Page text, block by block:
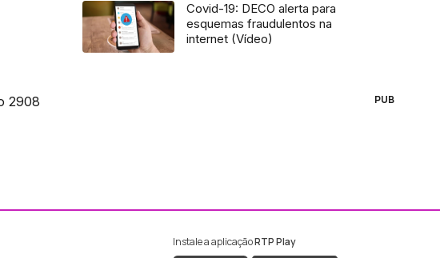
2908
Covid-19: DECO alerta para
esquemas fraudulentos na
internet (Vídeo)
PUB
Instale a aplicaçãoRTP Play